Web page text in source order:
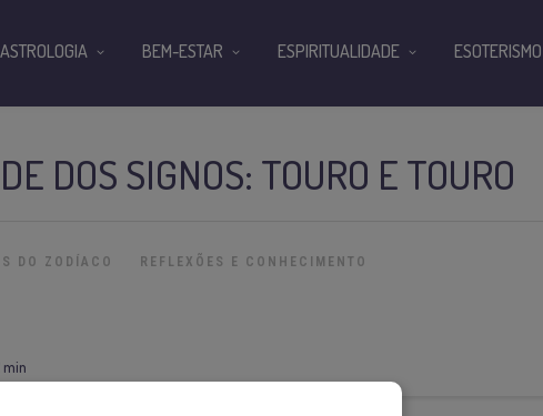
DOS SIGNOS: TOURO E TOURO
DO ZODÍACO REFLEXÕES E CONHECIMENTO
min
ASTROLOGIA BEM-ESTAR ESPIRITUALIDADE ESOTERISMO